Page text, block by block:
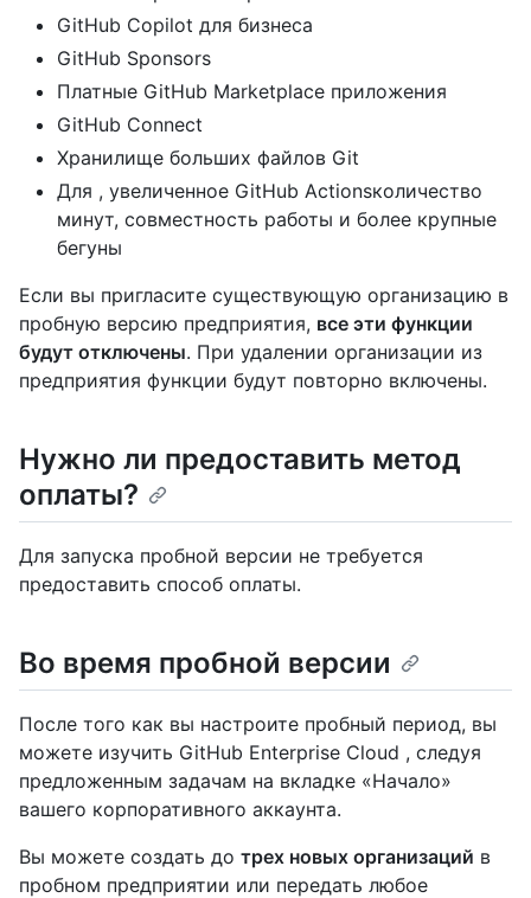
GitHub Copilot для бизнеса
GitHub Sponsors
Платные GitHub Marketplace приложения
GitHub Connect
Хранилище больших файлов Git
Для , увеличенное GitHub Actionsколичество
минут, совместность работы и более крупные
бегуны
Если вы пригласите существующую организацию в
пробную версию предприятия, все эти функции
будут отключены. При удалении организации из
предприятия функции будут повторно включены.
Нужно ли предоставить метод
оплаты?
Для запуска пробной версии не требуется
предоставить способ оплаты.
Во время пробной версии
После того как вы настроите пробный период, вы
можете изучить GitHub Enterprise Cloud , следуя
предложенным задачам на вкладке «Начало»
вашего корпоративного аккаунта.
Вы можете создать до трех новых организаций в
пробном предприятии или передать любое